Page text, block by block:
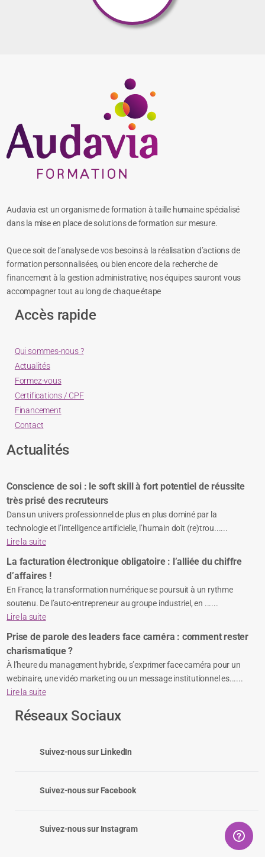
Audavia est un organisme de formation à taille humaine spécialisé
dans la mise en place de solutions de formation sur mesure.
Que ce soit de l’analyse de vos besoins à la réalisation d’actions de
formation personnalisées, ou bien encore de la recherche de
financement à la gestion administrative, nos équipes sauront vous
accompagner tout au long de chaque étape
Accès rapide
Qui sommes-nous ?
Actualités
Formez-vous
Certifications / CPF
Financement
Contact
Actualités
Conscience de soi : le soft skill à fort potentiel de réussite
très prisé des recruteurs
Dans un univers professionnel de plus en plus dominé par la
technologie et l’intelligence artificielle, l’humain doit (re)trou......
Lire la suite
La facturation électronique obligatoire : l’alliée du chiffre
d’affaires !
En France, la transformation numérique se poursuit à un rythme
soutenu. De l’auto-entrepreneur au groupe industriel, en ......
Lire la suite
Prise de parole des leaders face caméra : comment rester
charismatique ?
À l’heure du management hybride, s’exprimer face caméra pour un
webinaire, une vidéo marketing ou un message institutionnel es......
Lire la suite
Réseaux Sociaux
Suivez-nous sur LinkedIn
Suivez-nous sur Facebook
Suivez-nous sur Instagram